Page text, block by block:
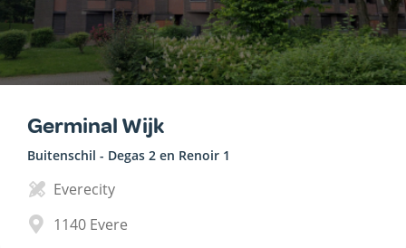
Germinal Wijk
Buitenschil - Degas 2 en Renoir 1
Everecity
1140 Evere